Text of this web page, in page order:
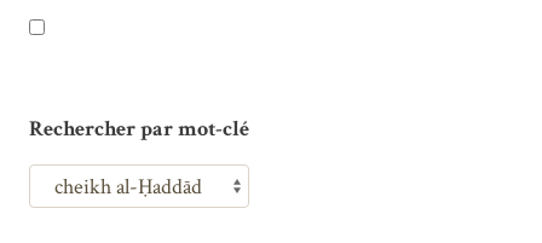
Rechercher par mot-clé